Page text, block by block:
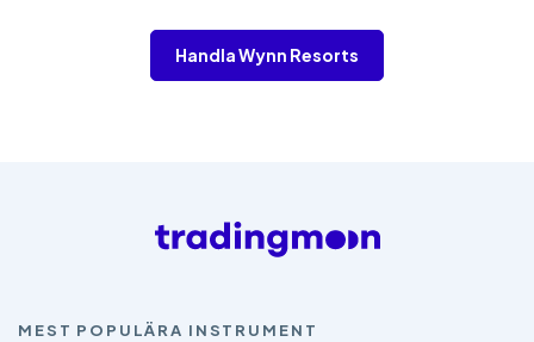
Handla Wynn Resorts
MEST POPULÄRA INSTRUMENT